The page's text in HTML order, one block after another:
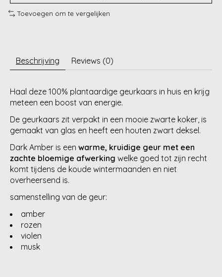
Toevoegen om te vergelijken
Beschrijving Reviews (0)
Haal deze 100% plantaardige geurkaars in huis en krijg
meteen een boost van energie.
De geurkaars zit verpakt in een mooie zwarte koker, is
gemaakt van glas en heeft een houten zwart deksel.
Dark Amber is een warme, kruidige geur met een
zachte bloemige afwerking welke goed tot zijn recht
komt tijdens de koude wintermaanden en niet
overheersend is.
samenstelling van de geur:
amber
rozen
violen
musk